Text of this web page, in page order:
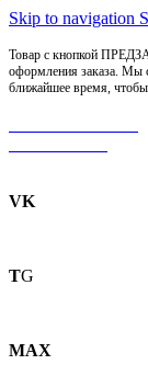
Skip to navigation
Товар с кнопкой
оформления заказа. Мы
ближайшее время, чтобы
VK
TG
MAX